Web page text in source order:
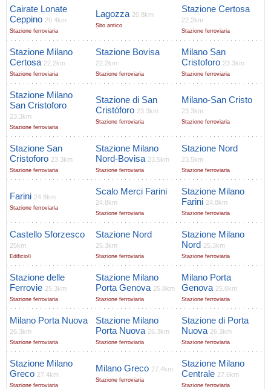
Cairate Lonate
Ceppino 20.4km
Stazione ferroviaria
Lagozza 20.8km
Sito antico
Stazione Certosa
22.2km
Stazione ferroviaria
Stazione Milano
Certosa 22.2km
Stazione ferroviaria
Stazione Bovisa
22.2km
Stazione ferroviaria
Milano San
Cristoforo 23.3km
Stazione ferroviaria
Stazione Milano
San Cristoforo
23.3km
Stazione ferroviaria
Stazione di San
Cristóforo 23.3km
Stazione ferroviaria
Milano-San Cristo
23.3km
Stazione ferroviaria
Stazione San
Cristoforo 23.3km
Stazione ferroviaria
Stazione Milano
Nord-Bovisa 23.5km
Stazione ferroviaria
Stazione Nord
23.5km
Stazione ferroviaria
Farini 24.8km
Stazione ferroviaria
Scalo Merci Farini
24.8km
Stazione ferroviaria
Stazione Milano
Farini 24.8km
Stazione ferroviaria
Castello Sforzesco
25km
Edificio/i
Stazione Nord
25.3km
Stazione ferroviaria
Stazione Milano
Nord 25.3km
Stazione ferroviaria
Stazione delle
Ferrovie 25.3km
Stazione ferroviaria
Stazione Milano
Porta Genova 25.8km
Stazione ferroviaria
Milano Porta
Genova 25.8km
Stazione ferroviaria
Milano Porta Nuova
26.3km
Stazione ferroviaria
Stazione Milano
Porta Nuova 26.3km
Stazione ferroviaria
Stazione di Porta
Nuova 26.3km
Stazione ferroviaria
Stazione Milano
Greco 27.4km
Stazione ferroviaria
Milano Greco 27.4km
Stazione ferroviaria
Stazione Milano
Centrale 27.6km
Stazione ferroviaria